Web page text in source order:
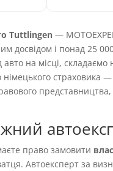
Tuttlingen —
досвідом і понад 25
на місці,
страховика
право замовити
Автоексперт за